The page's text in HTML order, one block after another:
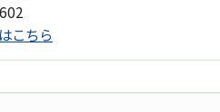
こちら